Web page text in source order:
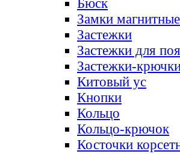
Бюск
Замки магнитные
Застежки
Застежки для
Застежки-
Китовый ус
Кнопки
Кольцо
Кольцо-крючок
Косточки